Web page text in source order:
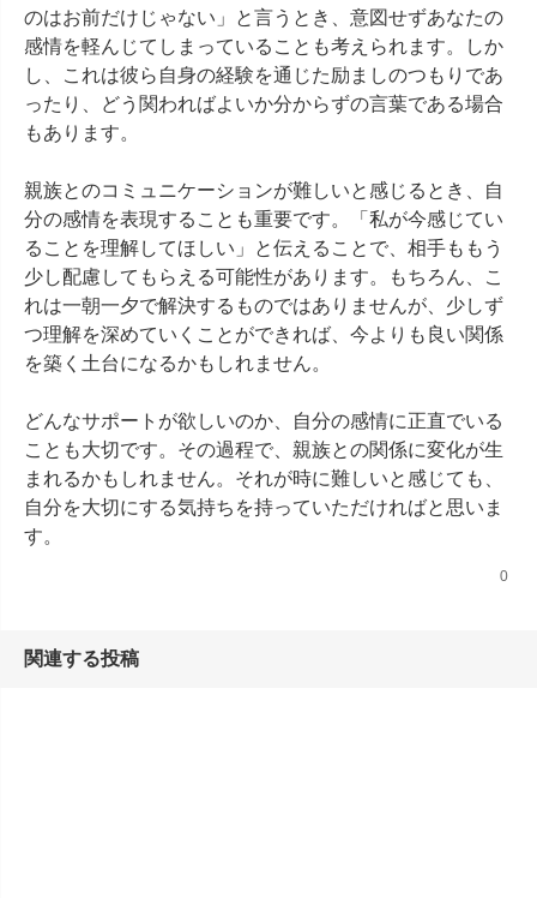
のはお前だけじゃない」と言うとき、意図せずあなたの
感情を軽んじてしまっていることも考えられます。しか
し、これは彼ら自身の経験を通じた励ましのつもりであ
ったり、どう関わればよいか分からずの言葉である場合
もあります。
親族とのコミュニケーションが難しいと感じるとき、自
分の感情を表現することも重要です。「私が今感じてい
ることを理解してほしい」と伝えることで、相手ももう
少し配慮してもらえる可能性があります。もちろん、こ
れは一朝一夕で解決するものではありませんが、少しず
つ理解を深めていくことができれば、今よりも良い関係
を築く土台になるかもしれません。
どんなサポートが欲しいのか、自分の感情に正直でいる
ことも大切です。その過程で、親族との関係に変化が生
まれるかもしれません。それが時に難しいと感じても、
自分を大切にする気持ちを持っていただければと思いま
す。
0
関連する投稿